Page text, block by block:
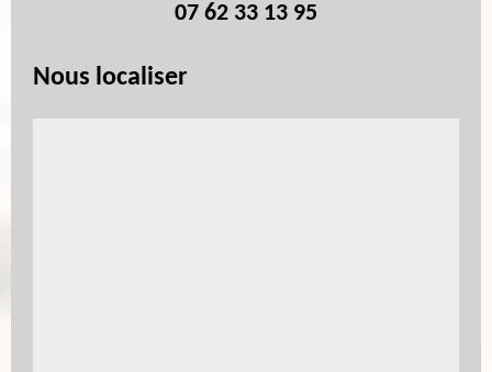
07 62 33 13 95
Nous localiser